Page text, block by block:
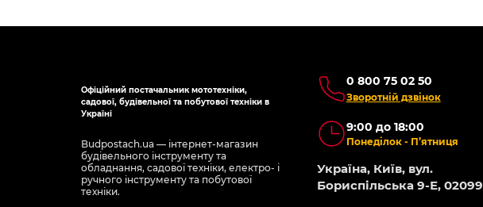
Офіційний постачальник мототехніки,
садової, будівельної та побутової техніки в
Україні
Budpostach.ua — інтернет-магазин
будівельного інструменту та
обладнання, садової техніки, електро- і
ручного інструменту та побутової
техніки.
0 800 75 02 50
Зворотній дзвінок
9:00 до 18:00
Понеділок - П’ятниця
Україна, Київ, вул.
Бориспільська 9-Е, 02099